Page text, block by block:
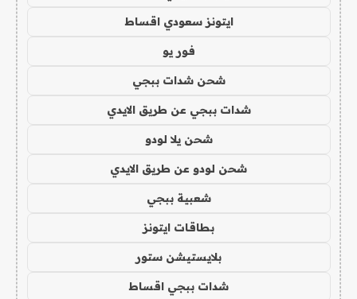
ايتونز سعودي اقساط
فور يو
شحن شدات ببجي
شدات ببجي عن طريق الايدي
شحن يلا لودو
شحن لودو عن طريق الايدي
شعبية ببجي
بطاقات ايتونز
بلايستيشن ستور
شدات ببجي اقساط